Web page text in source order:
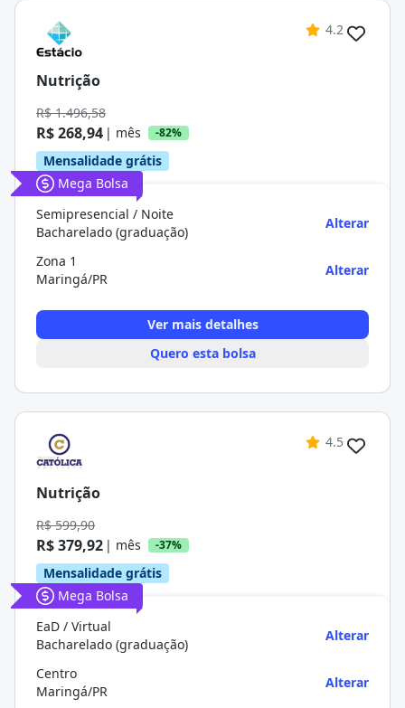
4.2
Nutrição
R$ 1.496,58
R$ 268,94 | mês -82%
Mensalidade grátis
Mega Bolsa
Semipresencial / Noite
Bacharelado (graduação)
Alterar
Zona 1
Maringá/PR
Alterar
Ver mais detalhes
Quero esta bolsa
4.5
Nutrição
R$ 599,90
R$ 379,92 | mês -37%
Mensalidade grátis
Mega Bolsa
EaD / Virtual
Bacharelado (graduação)
Alterar
Centro
Maringá/PR
Alterar